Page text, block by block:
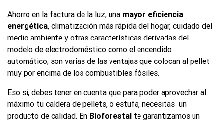
Ahorro en la factura de la luz, una mayor eficiencia
energética, climatización más rápida del hogar, cuidado del
medio ambiente y otras características derivadas del
modelo de electrodoméstico como el encendido
automático; son varias de las ventajas que colocan al pellet
muy por encima de los combustibles fósiles.
Eso sí, debes tener en cuenta que para poder aprovechar al
máximo tu caldera de pellets, o estufa, necesitas un
producto de calidad. En Bioforestal te garantizamos un